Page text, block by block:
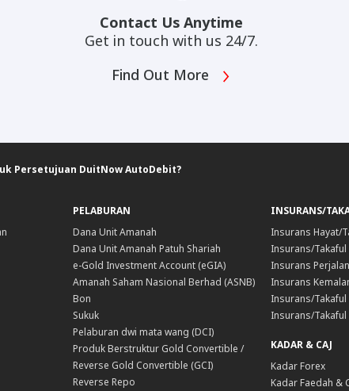
Contact Us Anytime
Get in touch with us 24/7.
Find Out More
Persetujuan DuitNow AutoDebit?
PELABURAN
Dana Unit Amanah
Dana Unit Amanah Patuh Shariah
e-Gold Investment Account (eGIA)
Amanah Saham Nasional Berhad (ASNB)
Bon
Sukuk
Pelaburan dwi mata wang (DCI)
Produk Berstruktur Gold Convertible /
Reverse Gold Convertible (GCI)
Reverse Repo
INSURANS/
Insurans Hayat/
Insurans/Takaful
Insurans
Insurans
Insurans/
Insurans/Takaful
KADAR & CAJ
Kadar Forex
Kadar Faedah &